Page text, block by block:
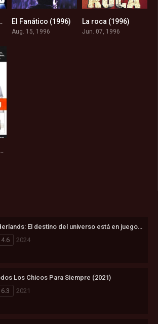
(1996) 5.9
El Fanático (1996)
Aug. 15, 1996
La roca (1996)
Jun. 07, 1996
el Abismo (1996)
Borderlands: El destino del universo está en juego (2024)
4.6
2024
Los Chicos Para Siempre (2021)
6.3
2021